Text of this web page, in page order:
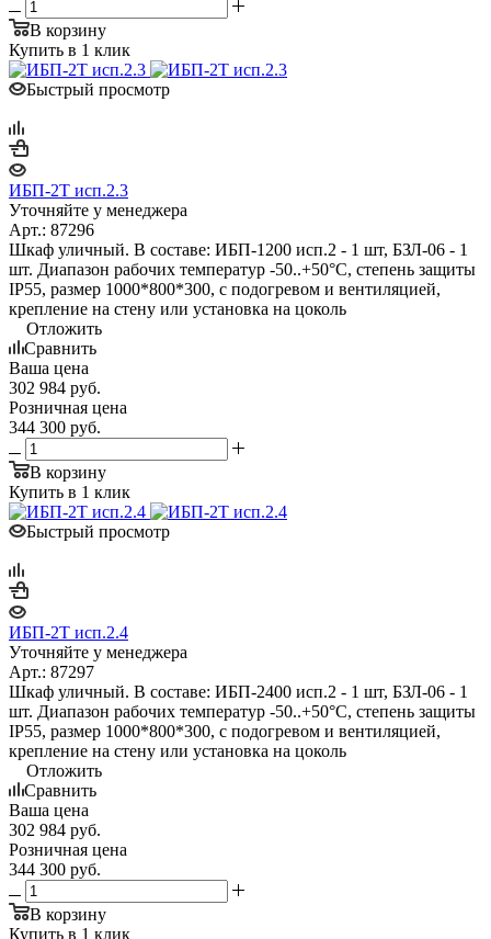
В корзину
Купить в 1 клик
Быстрый просмотр
ИБП-2Т исп.2.3
Уточняйте у менеджера
Арт.: 87296
Шкаф уличный. В составе: ИБП-1200 исп.2 - 1 шт, БЗЛ-06 - 1
шт. Диапазон рабочих температур -50..+50°С, степень защиты
IP55, размер 1000*800*300, с подогревом и вентиляцией,
крепление на стену или установка на цоколь
Отложить
Сравнить
Ваша цена
302 984 руб.
Розничная цена
344 300 руб.
В корзину
Купить в 1 клик
Быстрый просмотр
ИБП-2Т исп.2.4
Уточняйте у менеджера
Арт.: 87297
Шкаф уличный. В составе: ИБП-2400 исп.2 - 1 шт, БЗЛ-06 - 1
шт. Диапазон рабочих температур -50..+50°С, степень защиты
IP55, размер 1000*800*300, с подогревом и вентиляцией,
крепление на стену или установка на цоколь
Отложить
Сравнить
Ваша цена
302 984 руб.
Розничная цена
344 300 руб.
В корзину
Купить в 1 клик